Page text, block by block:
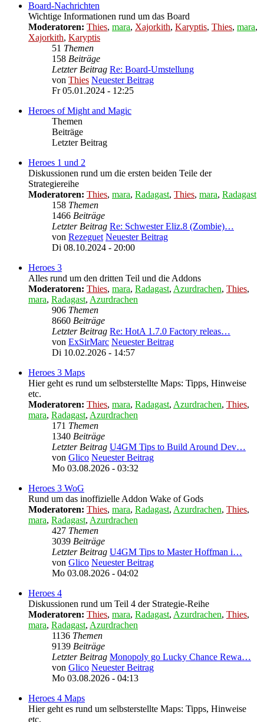
Board-Nachrichten
Wichtige Informationen rund um das Board
Moderatoren: Thies, mara, Xajorkith, Karyptis, Thies, mara,
Xajorkith, Karyptis
51 Themen
158 Beiträge
Letzter Beitrag Re: Board-Umstellung
von Thies Neuester Beitrag
Fr 05.01.2024 - 12:25
Heroes of Might and Magic
Themen
Beiträge
Letzter Beitrag
Heroes 1 und 2
Diskussionen rund um die ersten beiden Teile der
Strategiereihe
Moderatoren: Thies, mara, Radagast, Thies, mara, Radagast
158 Themen
1466 Beiträge
Letzter Beitrag Re: Schwester Eliz.8 (Zombie)…
von Rezeguet Neuester Beitrag
Di 08.10.2024 - 20:00
Heroes 3
Alles rund um den dritten Teil und die Addons
Moderatoren: Thies, mara, Radagast, Azurdrachen, Thies,
mara, Radagast, Azurdrachen
906 Themen
8660 Beiträge
Letzter Beitrag Re: HotA 1.7.0 Factory releas…
von ExSirMarc Neuester Beitrag
Di 10.02.2026 - 14:57
Heroes 3 Maps
Hier geht es rund um selbsterstellte Maps: Tipps, Hinweise
etc.
Moderatoren: Thies, mara, Radagast, Azurdrachen, Thies,
mara, Radagast, Azurdrachen
171 Themen
1340 Beiträge
Letzter Beitrag U4GM Tips to Build Around Dev…
von Glico Neuester Beitrag
Mo 03.08.2026 - 03:32
Heroes 3 WoG
Rund um das inoffizielle Addon Wake of Gods
Moderatoren: Thies, mara, Radagast, Azurdrachen, Thies,
mara, Radagast, Azurdrachen
427 Themen
3039 Beiträge
Letzter Beitrag U4GM Tips to Master Hoffman i…
von Glico Neuester Beitrag
Mo 03.08.2026 - 04:02
Heroes 4
Diskussionen rund um Teil 4 der Strategie-Reihe
Moderatoren: Thies, mara, Radagast, Azurdrachen, Thies,
mara, Radagast, Azurdrachen
1136 Themen
9139 Beiträge
Letzter Beitrag Monopoly go Lucky Chance Rewa…
von Glico Neuester Beitrag
Mo 03.08.2026 - 04:13
Heroes 4 Maps
Hier geht es rund um selbsterstellte Maps: Tipps, Hinweise
etc.